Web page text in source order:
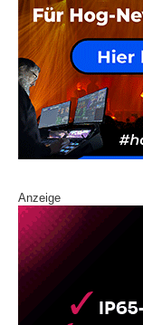
Anzeige